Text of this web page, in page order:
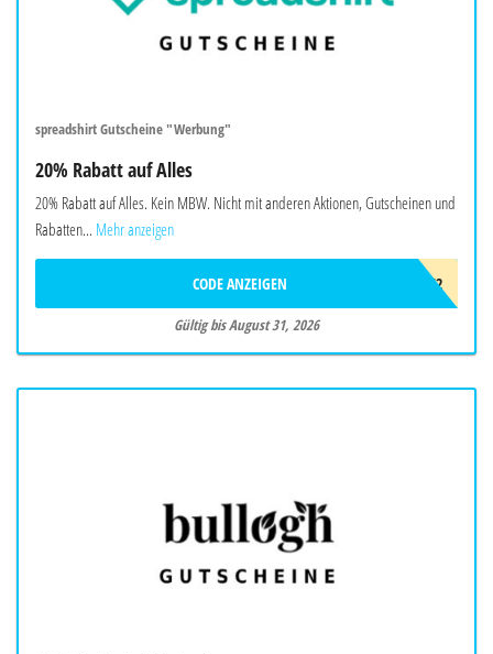
spreadshirt Gutscheine "Werbung"
20% Rabatt auf Alles
20% Rabatt auf Alles. Kein MBW. Nicht mit anderen Aktionen, Gutscheinen und
Rabatten... Mehr anzeigen
SPRDVF2
CODE ANZEIGEN
Gültig bis August 31, 2026